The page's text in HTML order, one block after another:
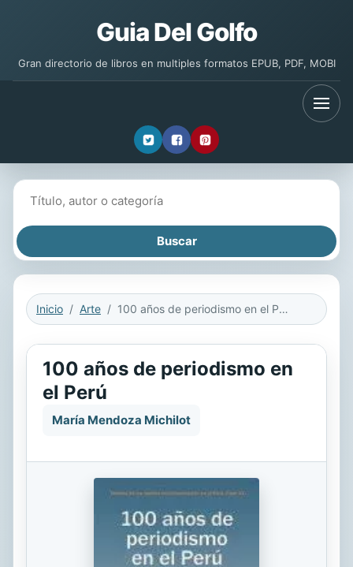
Guia Del Golfo
Gran directorio de libros en multiples formatos EPUB, PDF, MOBI
Inicio Arte 100 años de periodismo en el Perú
100 años de periodismo en
el Perú
María Mendoza Michilot